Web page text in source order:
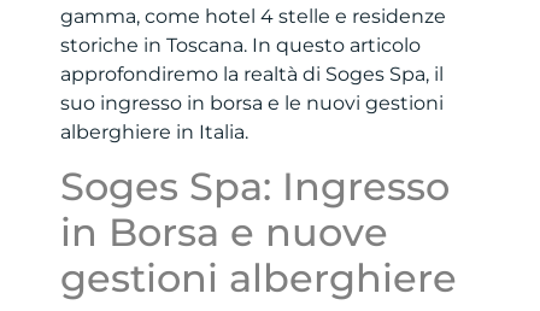
gamma, come hotel 4 stelle e residenze
storiche in Toscana. In questo articolo
approfondiremo la realtà di Soges Spa, il
suo ingresso in borsa e le nuovi gestioni
alberghiere in Italia.
Soges Spa: Ingresso
in Borsa e nuove
gestioni alberghiere